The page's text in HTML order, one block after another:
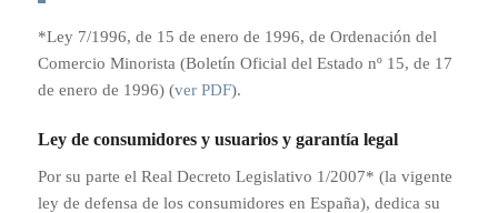
*Ley 7/1996, de 15 de enero de 1996, de Ordenación del
Comercio Minorista (Boletín Oficial del Estado nº 15, de 17
de enero de 1996) (ver PDF).
Ley de consumidores y usuarios y garantía legal
Por su parte el Real Decreto Legislativo 1/2007* (la vigente
ley de defensa de los consumidores en España), dedica su